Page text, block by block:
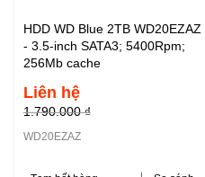
HDD WD Blue 2TB WD20EZAZ
- 3.5-inch SATA3; 5400Rpm;
256Mb cache
Liên hệ
1.790.000 ₫
WD20EZAZ